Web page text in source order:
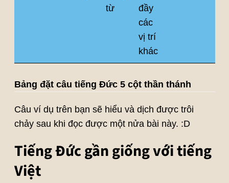
từ
đầy
các
vị trí
khác
Bảng đặt câu tiếng Đức 5 cột thần thánh
Câu ví dụ trên bạn sẽ hiểu và dịch được trôi
chảy sau khi đọc được một nửa bài này. :D
Tiếng Đức gần giống với tiếng
Việt